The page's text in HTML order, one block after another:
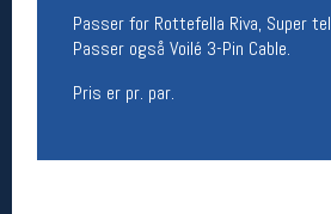
Passer for Rottefella Riva, Super
Passer også Voilé 3-Pin Cable.
Pris er pr. par.
0183 Oslo
Telefon: 23 32 62 00
(telefontid man-fredag klokken 10-
Vis i kart